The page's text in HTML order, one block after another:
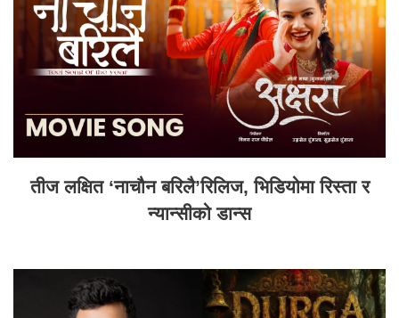
तीज लक्षित ‘नाचौन बरिलै’रिलिज, भिडियोमा रिस्ता र
न्यान्सीको डान्स